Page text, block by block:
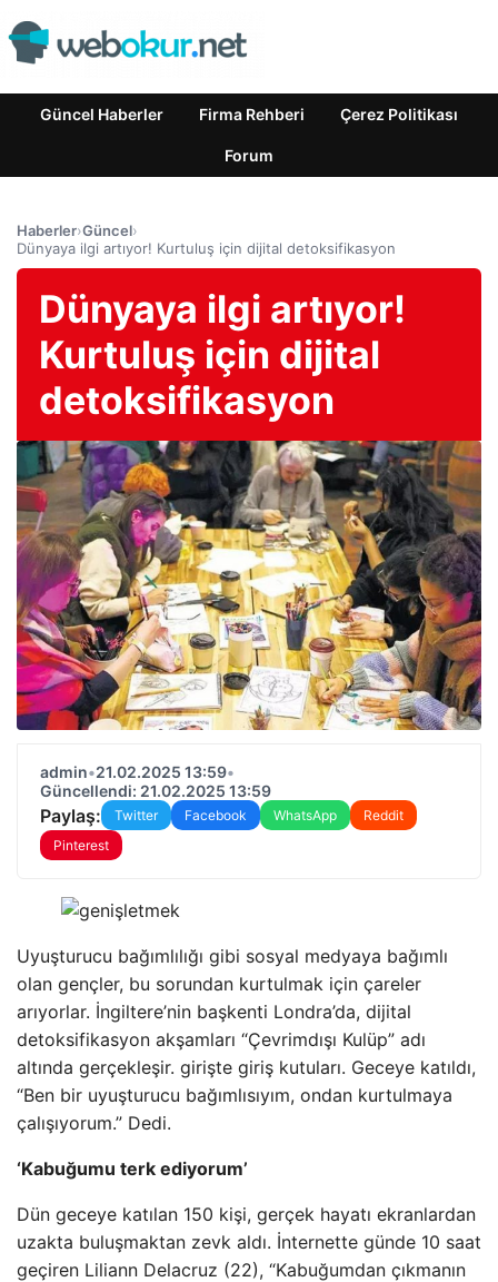
Güncel Haberler Firma Rehberi Çerez Politikası
Forum
Haberler›Güncel›
Dünyaya ilgi artıyor! Kurtuluş için dijital detoksifikasyon
Dünyaya ilgi artıyor!
Kurtuluş için dijital
detoksifikasyon
admin•21.02.2025 13:59•
Güncellendi: 21.02.2025 13:59
Paylaş: Twitter Facebook WhatsApp
Reddit
Pinterest
Uyuşturucu bağımlılığı gibi sosyal medyaya bağımlı
olan gençler, bu sorundan kurtulmak için çareler
arıyorlar. İngiltere’nin başkenti Londra’da, dijital
detoksifikasyon akşamları “Çevrimdışı Kulüp” adı
altında gerçekleşir. girişte giriş kutuları. Geceye katıldı,
“Ben bir uyuşturucu bağımlısıyım, ondan kurtulmaya
çalışıyorum.” Dedi.
‘Kabuğumu terk ediyorum’
Dün geceye katılan 150 kişi, gerçek hayatı ekranlardan
uzakta buluşmaktan zevk aldı. İnternette günde 10 saat
geçiren Liliann Delacruz (22), “Kabuğumdan çıkmanın